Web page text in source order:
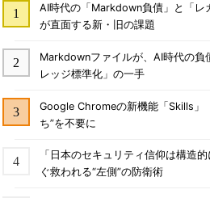
AI時代の「Markdown負債」と「レ
が直面する新・旧の課題
Markdownファイルが、AI時代の
レッジ標準化」の一手
Google Chromeの新機能「Skills
ち”を不要に
「日本のセキュリティ信仰は構造
ぐ救われる“左側”の防衛術